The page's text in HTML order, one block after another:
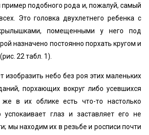
подобного рода и, пожалуй, самый
Это головка двухлетнего ребенка с
помещенными у него под
назначено постоянно порхать кругом и
22 табл. 1).
небо без роя этих маленьких
порхающих вокруг либо усевшихся
в их облике есть что-то настолько
успокаивает глаз и заставляет его не
мы находим их в резьбе и росписи почти